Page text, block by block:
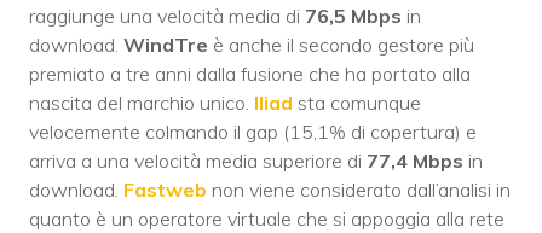
raggiunge una velocità media di 76,5 Mbps in
download. WindTre è anche il secondo gestore più
premiato a tre anni dalla fusione che ha portato alla
nascita del marchio unico. Iliad sta comunque
velocemente colmando il gap (15,1% di copertura) e
arriva a una velocità media superiore di 77,4 Mbps in
download. Fastweb non viene considerato dall’analisi in
quanto è un operatore virtuale che si appoggia alla rete